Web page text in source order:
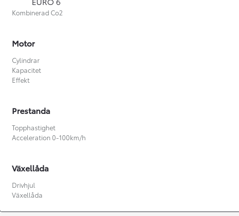
Från 360 900 kr
Från 3 548 kr/mån
Kombinerad Co2
Motor
Cylindrar
Kapacitet
Effekt
Prestanda
Topphastighet
Acceleration 0-100km/h
Växellåda
Drivhjul
Växellåda